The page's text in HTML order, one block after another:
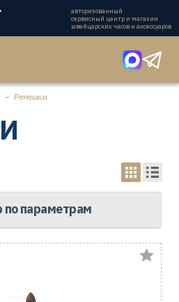
авторизованный
сервисный центр и магазин
швейцарских часов и аксессуаров
Ремешки
параметрам